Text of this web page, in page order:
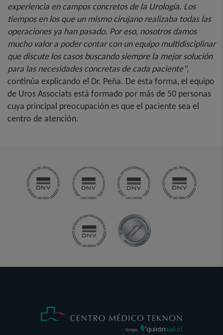
experiencia en campos concretos de la Urología. Los
tiempos en los que un mismo cirujano realizaba todas las
operaciones ya han pasado. Por eso, nosotros damos
mucho valor a poder contar con un equipo multidisciplinar
que discute los casos buscando siempre la mejor solución
para las necesidades concretas de cada paciente",
continúa explicando el Dr. Peña. De esta forma, el equipo
de Uros Associats está formado por más de 50 personas
cuya principal preocupación es que el paciente sea el
centro de atención.